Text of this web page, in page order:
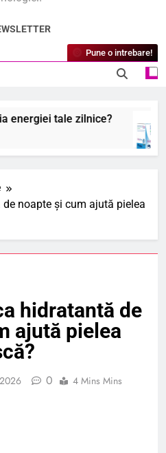
Pune o intrebare!
tale zilnice?
noapte și cum ajută pielea
hidratantă de
ajută pielea
0 4 Mins Mins